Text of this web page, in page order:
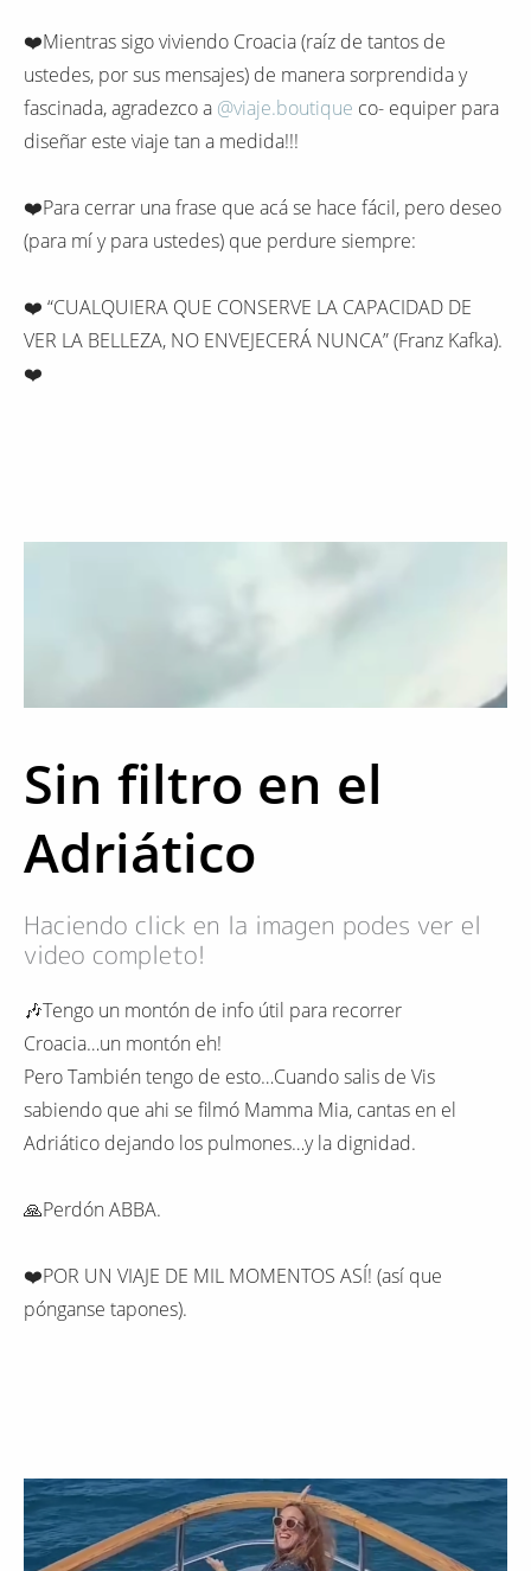
❤️Mientras sigo viviendo Croacia (raíz de tantos de
ustedes, por sus mensajes) de manera sorprendida y
fascinada, agradezco a @viaje.boutique co- equiper para
diseñar este viaje tan a medida!!!
❤️Para cerrar una frase que acá se hace fácil, pero deseo
(para mí y para ustedes) que perdure siempre:
❤️ “CUALQUIERA QUE CONSERVE LA CAPACIDAD DE
VER LA BELLEZA, NO ENVEJECERÁ NUNCA” (Franz Kafka).
❤️
Sin filtro en el
Adriático
Haciendo click en la imagen podes ver el
video completo!
🎶Tengo un montón de info útil para recorrer
Croacia…un montón eh!
Pero También tengo de esto…Cuando salis de Vis
sabiendo que ahi se filmó Mamma Mia, cantas en el
Adriático dejando los pulmones…y la dignidad.
🙏Perdón ABBA.
❤️POR UN VIAJE DE MIL MOMENTOS ASÍ! (así que
pónganse tapones).